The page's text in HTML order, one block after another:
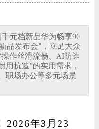
直播
元档新品华为畅享90
品发布会”，立足大众
作丝滑流畅、AI防诈
用抗造”的实用需求，
职场办公等多元场景
2026年3月23